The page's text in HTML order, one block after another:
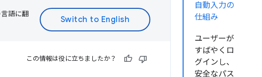
自動入力の
仕組み
ユーザーが
すばやくロ
グインし、
安全なパス
語に翻
この情報は役に立ちましたか？